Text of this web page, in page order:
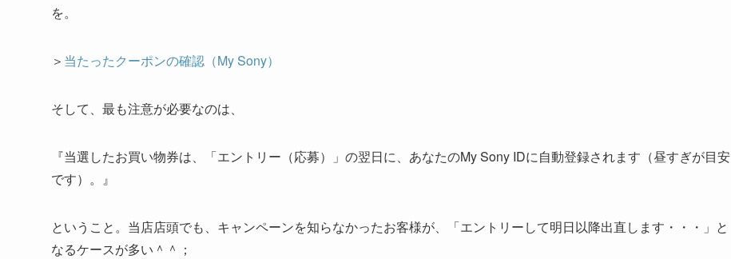
を。
＞ 当たったクーポンの確認（My Sony）
そして、最も注意が必要なのは、
『当選したお買い物券は、「エントリー（応募）」の翌日に、あなたのMy Sony IDに自動登録されます（昼すぎが目安
です）。』
ということ。当店店頭でも、キャンペーンを知らなかったお客様が、「エントリーして明日以降出直します・・・」と
なるケースが多い＾＾；